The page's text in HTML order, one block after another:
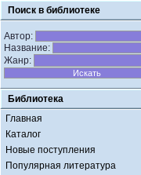
Поиск в библиотеке
Автор:
Название:
Жанр:
Библиотека
Главная
Каталог
Новые поступления
Популярная литература